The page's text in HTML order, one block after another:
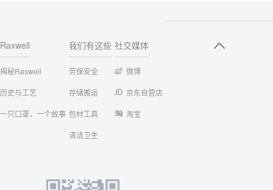
Raxwell
揭秘Raxwell
历史与工艺
一只口罩，一个故事
我们有这些
劳保安全
存储搬运
包材工具
清洁卫生
社交媒体
微博
京东自营店
淘宝